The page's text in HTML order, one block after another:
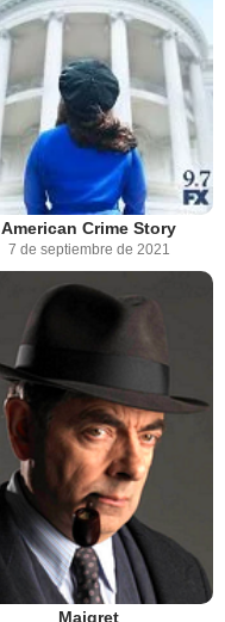
American Crime Story
7 de septiembre de 2021
Maigret